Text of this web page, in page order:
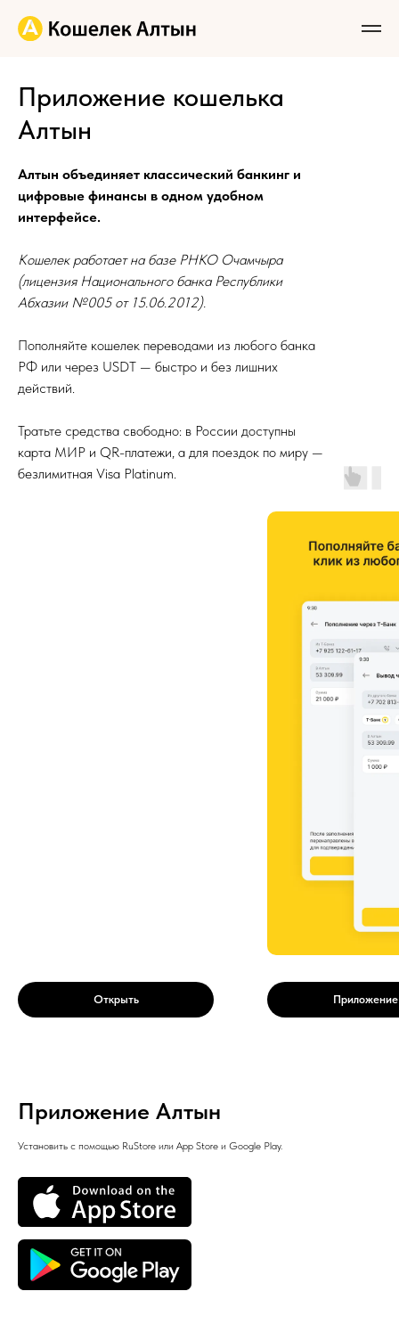
Приложение кошелька
Алтын
Алтын объединяет классический банкинг и
цифровые финансы в одном удобном
интерфейсе.
Кошелек работает на базе РНКО Очамчыра
(лицензия Национального банка Республики
Абхазии №005 от 15.06.2012).
Пополняйте кошелек переводами из любого банка
РФ или через USDT — быстро и без лишних
действий.
Тратьте средства свободно: в России доступны
карта МИР и QR-платежи, а для поездок по миру —
безлимитная Visa Platinum.
Открыть Приложение
Приложение Алтын
Установить с помощью RuStore или App Store и Google Play.